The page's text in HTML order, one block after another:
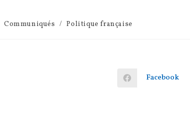
Communiqués / Politique française
Ouvrir
Facebook